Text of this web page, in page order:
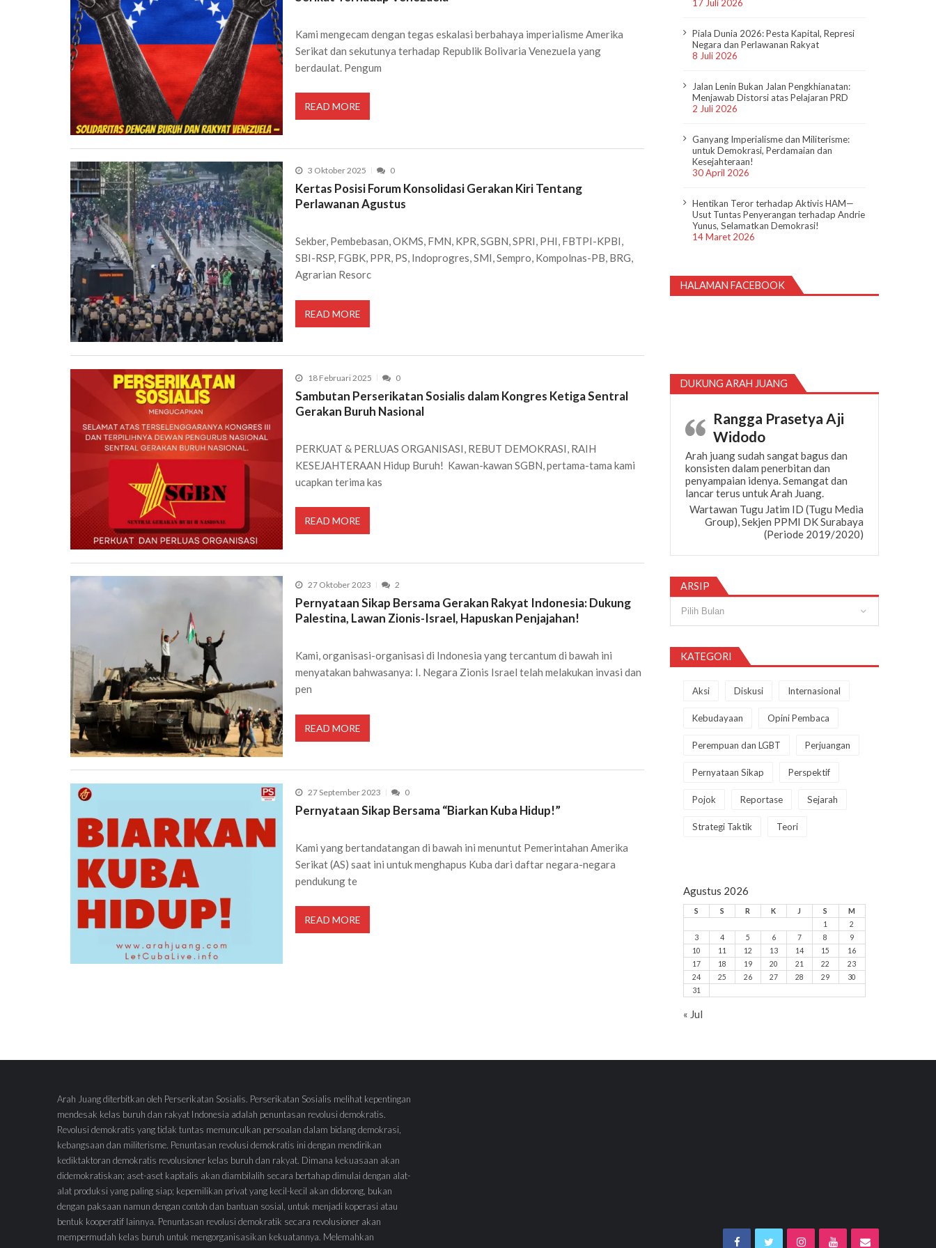
Kami mengecam dengan tegas eskalasi berbahaya imperialisme Amerika
Serikat dan sekutunya terhadap Republik Bolivaria Venezuela yang
berdaulat. Pengum
READ MORE
3 Oktober 2025 0
Kertas Posisi Forum Konsolidasi Gerakan Kiri Tentang
Perlawanan Agustus
Sekber, Pembebasan, OKMS, FMN, KPR, SGBN, SPRI, PHI, FBTPI-KPBI,
SBI-RSP, FGBK, PPR, PS, Indoprogres, SMI, Sempro, Kompolnas-PB, BRG,
Agrarian Resorc
READ MORE
18 Februari 2025 0
Sambutan Perserikatan Sosialis dalam Kongres Ketiga Sentral
Gerakan Buruh Nasional
PERKUAT & PERLUAS ORGANISASI, REBUT DEMOKRASI, RAIH
KESEJAHTERAAN Hidup Buruh! Kawan-kawan SGBN, pertama-tama kami
ucapkan terima kas
READ MORE
27 Oktober 2023 2
Pernyataan Sikap Bersama Gerakan Rakyat Indonesia: Dukung
Palestina, Lawan Zionis-Israel, Hapuskan Penjajahan!
Kami, organisasi-organisasi di Indonesia yang tercantum di bawah ini
menyatakan bahwasanya: I. Negara Zionis Israel telah melakukan invasi dan
pen
READ MORE
27 September 2023 0
Pernyataan Sikap Bersama “Biarkan Kuba Hidup!”
Kami yang bertandatangan di bawah ini menuntut Pemerintahan Amerika
Serikat (AS) saat ini untuk menghapus Kuba dari daftar negara-negara
pendukung te
READ MORE
17 Juli 2026
Piala Dunia 2026: Pesta Kapital, Represi
Negara dan Perlawanan Rakyat
8 Juli 2026
Jalan Lenin Bukan Jalan Pengkhianatan:
Menjawab Distorsi atas Pelajaran PRD
2 Juli 2026
Ganyang Imperialisme dan Militerisme:
untuk Demokrasi, Perdamaian dan
Kesejahteraan!
30 April 2026
Hentikan Teror terhadap Aktivis HAM—
Usut Tuntas Penyerangan terhadap Andrie
Yunus, Selamatkan Demokrasi!
14 Maret 2026
HALAMAN FACEBOOK
DUKUNG ARAH JUANG
Rangga Prasetya Aji
Widodo
Arah juang sudah sangat bagus dan
konsisten dalam penerbitan dan
penyampaian idenya. Semangat dan
lancar terus untuk Arah Juang.
Wartawan Tugu Jatim ID (Tugu Media
Group), Sekjen PPMI DK Surabaya
(Periode 2019/2020)
ARSIP
KATEGORI
Aksi Diskusi Internasional
Kebudayaan Opini Pembaca
Perempuan dan LGBT Perjuangan
Pernyataan Sikap Perspektif
Pojok Reportase Sejarah
Strategi Taktik Teori
Agustus 2026
S S R K J S
M
1
2
3
4 5 6 7 8
9
10
11 12 13 14 15
16
17
18 19 20 21 22
23
24
25 26 27 28 29
30
31
« Jul
Arah Juang diterbitkan oleh Perserikatan Sosialis. Perserikatan Sosialis melihat kepentingan
mendesak kelas buruh dan rakyat Indonesia adalah penuntasan revolusi demokratis.
Revolusi demokratis yang tidak tuntas memunculkan persoalan dalam bidang demokrasi,
kebangsaan dan militerisme. Penuntasan revolusi demokratis ini dengan mendirikan
kediktaktoran demokratis revolusioner kelas buruh dan rakyat. Dimana kekuasaan akan
didemokratiskan; aset-aset kapitalis akan diambilalih secara bertahap dimulai dengan alat-
alat produksi yang paling siap; kepemilikan privat yang kecil-kecil akan didorong, bukan
dengan paksaan namun dengan contoh dan bantuan sosial, untuk menjadi koperasi atau
bentuk kooperatif lainnya. Penuntasan revolusi demokratik secara revolusioner akan
mempermudah kelas buruh untuk mengorganisasikan kekuatannya. Melemahkan